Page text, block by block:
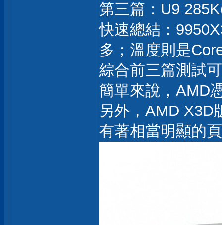
第三篇：U9
快速總結：
多；溫度則是
綜合前三篇測試
簡單來說，AMD
另外，AMD X3D
有著相當明顯的